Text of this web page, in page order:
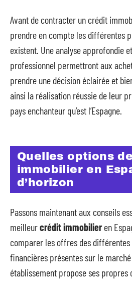
Avant de contracter un crédit
prendre en compte les différentes
existent. Une analyse approfondie
professionnel permettront aux
prendre une décision éclairée et
ainsi la réalisation réussie de leur
pays enchanteur qu’est l’Espagne.
Quelles options
immobilier en
d’horizon
Passons maintenant aux conseils
meilleurcrédit immobilieren
comparer les offres des
financières présentes sur le
établissement propose ses propres